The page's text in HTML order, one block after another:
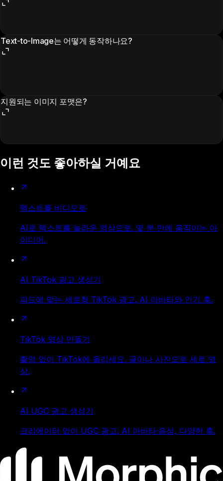
Text-to-Image는 어떻게 동작하나요?
지원되는 이미지 포맷은?
이런 것도 좋아하실 거예요
텍스트를 비디오로
AI로 텍스트를 놀라운 영상으로. 몇 분 만에 움직이는 아
이디어.
AI TikTok 광고 생성기
피드에 맞는 세로형 TikTok 광고. AI 아바타와 인기 훅.
TikTok 영상 만들기
촬영 없이 TikTok에 올리세요. 글이나 사진으로 세로 영
상.
AI UGC 광고 생성기
크리에이터 없이 UGC 광고. AI 아바타·음성, 다양한 훅.